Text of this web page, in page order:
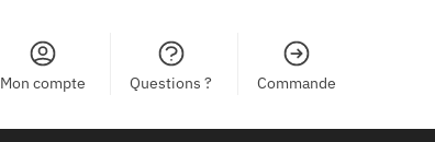
Mon compte Questions ? Commande